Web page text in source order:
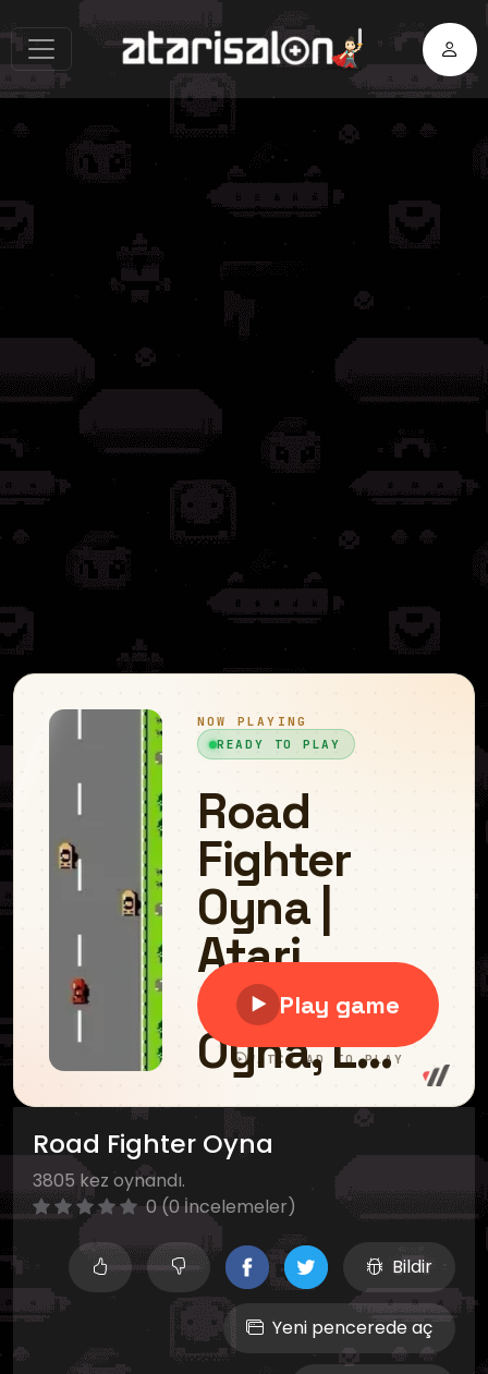
Road Fighter Oyna
3805 kez oynandı.
0 (0 İncelemeler)
Bildir
Yeni pencerede aç